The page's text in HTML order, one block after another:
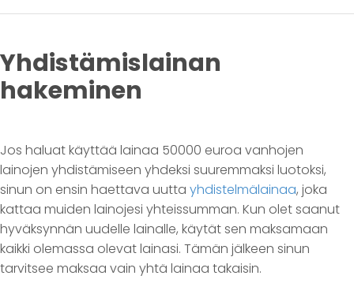
Yhdistämislainan
hakeminen
Jos haluat käyttää lainaa 50000 euroa vanhojen
lainojen yhdistämiseen yhdeksi suuremmaksi luotoksi,
sinun on ensin haettava uutta yhdistelmälainaa, joka
kattaa muiden lainojesi yhteissumman. Kun olet saanut
hyväksynnän uudelle lainalle, käytät sen maksamaan
kaikki olemassa olevat lainasi. Tämän jälkeen sinun
tarvitsee maksaa vain yhtä lainaa takaisin.